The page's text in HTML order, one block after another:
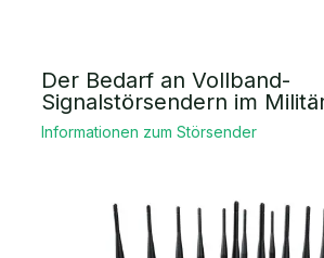
Der Bedarf an Vollband-
Signalstörsendern im
Informationen zum Störsender